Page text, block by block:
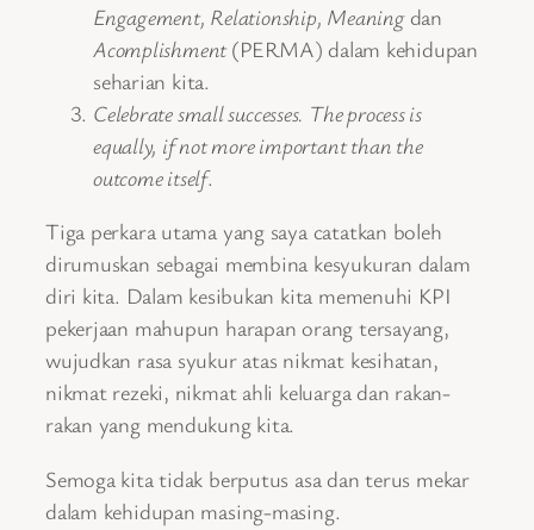
Engagement, Relationship, Meaning dan
Acomplishment(PERMA) dalam kehidupan
seharian kita.
Celebrate small successes. The process is
equally, if not more important than the
outcome itself.
Tiga perkara utama yang saya catatkan boleh
dirumuskan sebagai membina kesyukuran dalam
diri kita. Dalam kesibukan kita memenuhi KPI
pekerjaan mahupun harapan orang tersayang,
wujudkan rasa syukur atas nikmat kesihatan,
nikmat rezeki, nikmat ahli keluarga dan rakan-
rakan yang mendukung kita.
Semoga kita tidak berputus asa dan terus mekar
dalam kehidupan masing-masing.